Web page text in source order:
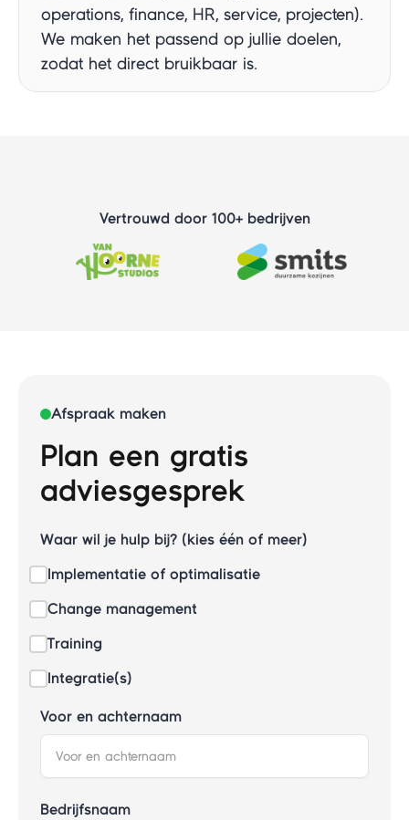
operations, finance, HR, service, projecten).
We maken het passend op jullie doelen,
zodat het direct bruikbaar is.
Vertrouwd door 100+ bedrijven
Afspraak maken
Plan een gratis
adviesgesprek
Waar wil je hulp bij? (kies één of meer)
Implementatie of optimalisatie
Change management
Training
Integratie(s)
Voor en achternaam
Bedrijfsnaam